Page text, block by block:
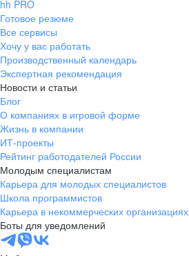
hh PRO
Готовое резюме
Все сервисы
Хочу у вас работать
Производственный календарь
Экспертная рекомендация
Новости и статьи
Блог
О компаниях в игровой форме
Жизнь в компании
ИТ-проекты
Рейтинг работодателей России
Молодым специалистам
Карьера для молодых специалистов
Школа программистов
Карьера в некоммерческих организациях
Боты для уведомлений